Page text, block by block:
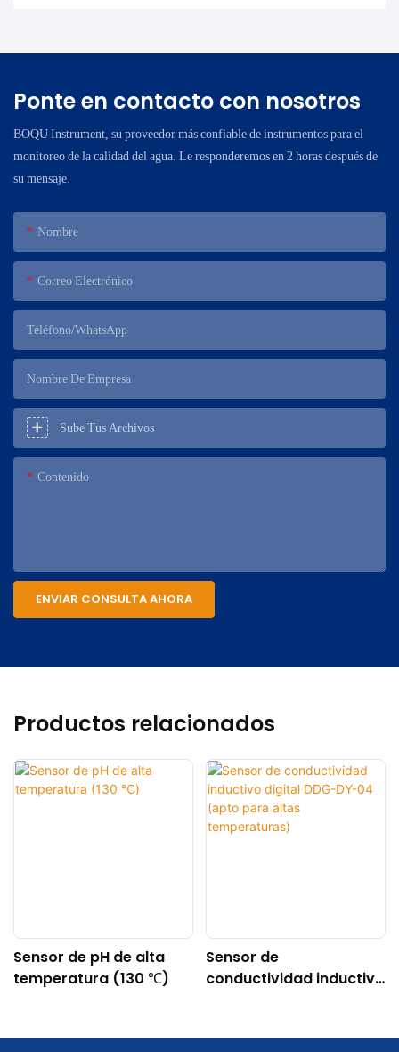
Ponte en contacto con nosotros
BOQU Instrument, su proveedor más confiable de instrumentos para el
monitoreo de la calidad del agua. Le responderemos en 2 horas después de
su mensaje.
Nombre
Correo Electrónico
Teléfono/WhatsApp
Nombre De Empresa
Sube Tus Archivos
Contenido
ENVIAR CONSULTA AHORA
Productos relacionados
Sensor de pH de alta
temperatura (130 ℃)
Sensor de
conductividad inductivo
temperaturas)